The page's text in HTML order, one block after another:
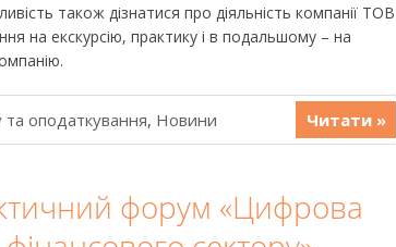
також дізнатися про діяльність компанії ТОВ
на екскурсію, практику і в подальшому – на
оподаткування, Новини Читати »
форум «Цифрова